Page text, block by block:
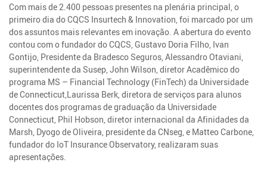
Com mais de 2.400 pessoas presentes na plenária principal, o
primeiro dia do CQCS Insurtech & Innovation, foi marcado por um
dos assuntos mais relevantes em inovação. A abertura do evento
contou com o fundador do CQCS, Gustavo Doria Filho, Ivan
Gontijo, Presidente da Bradesco Seguros, Alessandro Otaviani,
superintendente da Susep, John Wilson, diretor Acadêmico do
programa MS – Financial Technology (FinTech) da Universidade
de Connecticut,Laurissa Berk, diretora de serviços para alunos
docentes dos programas de graduação da Universidade
Connecticut, Phil Hobson, diretor internacional da Afinidades da
Marsh, Dyogo de Oliveira, presidente da CNseg, e Matteo Carbone,
fundador do IoT Insurance Observatory, realizaram suas
apresentações.